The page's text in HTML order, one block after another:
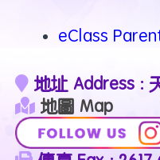
eClass
地址 Address :
地圖 Map